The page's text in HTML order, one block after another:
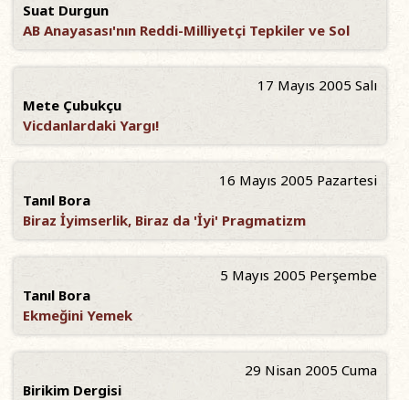
Suat Durgun
AB Anayasası'nın Reddi-Milliyetçi Tepkiler ve Sol
17 Mayıs 2005 Salı
Mete Çubukçu
Vicdanlardaki Yargı!
16 Mayıs 2005 Pazartesi
Tanıl Bora
Biraz İyimserlik, Biraz da 'İyi' Pragmatizm
5 Mayıs 2005 Perşembe
Tanıl Bora
Ekmeğini Yemek
29 Nisan 2005 Cuma
Birikim Dergisi